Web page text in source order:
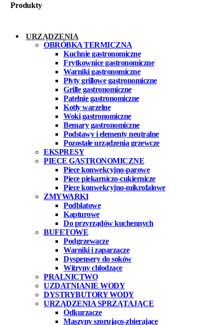
Produkty
URZĄDZENIA
OBRÓBKA TERMICZNA
Kuchnie gastronomiczne
Frytkownice gastronomiczne
Warniki gastronomiczne
Płyty grillowe gastronomiczne
Grille gastronomiczne
Patelnie gastronomiczne
Kotły warzelne
Woki gastronomiczne
Bemary gastronomiczne
Podstawy i elementy neutralne
Pozostałe urządzenia grzewcze
EKSPRESY
PIECE GASTRONOMICZNE
Piece konwekcyjno-parowe
Piece piekarniczo-cukiernicze
Piece konwekcyjno-mikrofalowe
ZMYWARKI
Podblatowe
Kapturowe
Do przyrządów kuchennych
BUFETOWE
Podgrzewacze
Warniki i zaparzacze
Dyspensery do soków
Witryny chłodzące
PRALNICTWO
UZDATNIANIE WODY
DYSTRYBUTORY WODY
URZĄDZENIA SPRZĄTAJĄCE
Odkurzacze
Maszyny szorująco-zbierające